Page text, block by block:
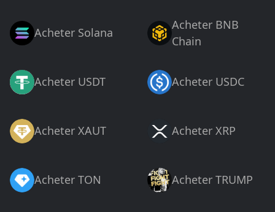
Acheter Solana
Acheter BNB
Chain
Acheter USDT Acheter USDC
Acheter XAUT Acheter XRP
Acheter TON Acheter TRUMP